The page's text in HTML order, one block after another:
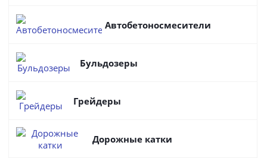
Автобетоносмесители
Бульдозеры
Грейдеры
Дорожные катки